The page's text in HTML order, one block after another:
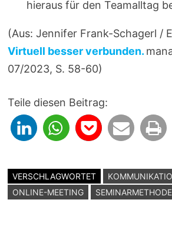
hieraus für den Teamalltag
(Aus: Jennifer Frank-Schagerl /
Virtuell besser verbunden.
07/2023, S. 58-60)
Teile diesen Beitrag:
VERSCHLAGWORTET
ONLINE-MEETING